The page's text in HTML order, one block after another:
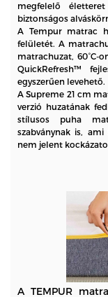
megfelelő
biztonságos
A Tempur matrac
felületét. A
matrachuzat, 60°C-
QuickRefresh™
egyszerűen levehető.
A Supreme 21 cm
verzió huzatának
stílusos puha
szabványnak is,
nem jelent
A TEMPUR